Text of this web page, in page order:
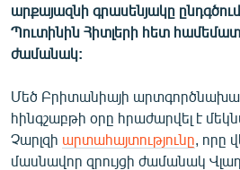
ՁԳՏԵԼՈՎ ԼԱՎԱԳՈՒՅՆԻՆ
ՓՈԴՔԱՍԹ
Հայերեն
English
Русский
արքայազնի գրասենյակը
Պուտինին Հիտլերի հետ
ժամանակ:
Մեծ Բրիտանիայի
հինգշաբթի օրը հրաժարվել է
Չարլզի արտահայտությունը , որը
մասնավոր զրույցի ժամանակ